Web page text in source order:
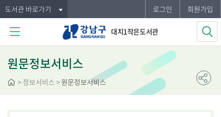
도서관 바로가기 로그인 회원가입
대치1작은도서관
원문정보서비스
> 정보서비스 > 원문정보서비스